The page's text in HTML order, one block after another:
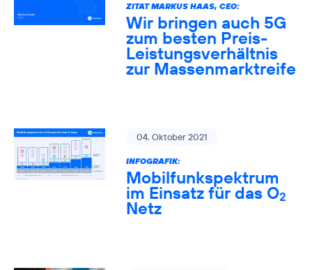
ZITAT MARKUS HAAS, CEO:
Wir bringen auch 5G
zum besten Preis-
Leistungsverhältnis
zur Massenmarktreife
04. Oktober 2021
INFOGRAFIK:
Mobilfunkspektrum
im Einsatz für das O2
Netz